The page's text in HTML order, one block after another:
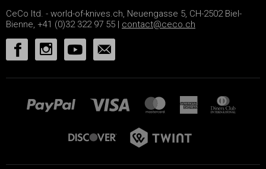
CeCo ltd. - world-of-knives.ch, Neuengasse 5, CH-2502 Biel-
Bienne, +41 (0)32 322 97 55 | contact@ceco.ch